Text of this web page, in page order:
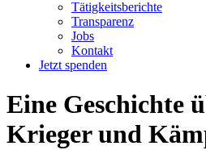
Tätigkeitsberichte
Transparenz
Jobs
Kontakt
Jetzt spenden
Eine Geschichte
Krieger und